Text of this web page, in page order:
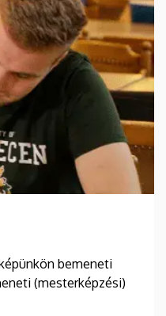
bemeneti
(mesterképzési)